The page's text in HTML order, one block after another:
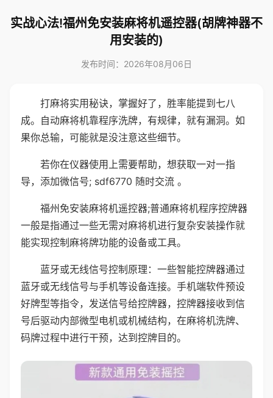
实战心法!福州免安装麻将机遥控器(胡牌神器不
用安装的)
发布时间：2026年08月06日
打麻将实用秘诀，掌握好了，胜率能提到七八
成。自动麻将机靠程序洗牌，有规律，就有漏洞。如
果你总输，可能就是没注意这些细节。
若你在仪器使用上需要帮助，想获取一对一指
导，添加微信号; sdf6770 随时交流 。
福州免安装麻将机遥控器;普通麻将机程序控牌器
一般是指通过一些无需对麻将机进行复杂安装操作就
能实现控制麻将牌功能的设备或工具。
蓝牙或无线信号控制原理：一些智能控牌器通过
蓝牙或无线信号与手机等设备连接。手机端软件预设
好牌型等指令，发送信号给控牌器，控牌器接收到信
号后驱动内部微型电机或机械结构，在麻将机洗牌、
码牌过程中进行干预，达到控牌目的。